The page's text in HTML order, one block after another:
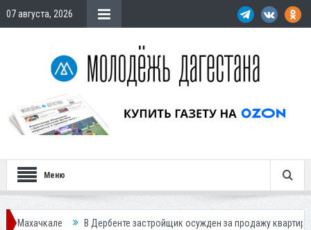
07 августа, 2026
Меню
В Дербенте застройщик осужден за продажу квартир подставным